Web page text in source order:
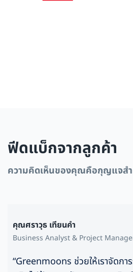
ฟีดแบ็กจากลูกค้า
ความคิดเห็นของคุณคือกุญแจส
คุณศราวุธ เทียนคำ
Business Analyst & Project
“Greenmoons ช่วยให้เราจัดกา